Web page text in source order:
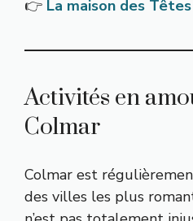
👉 La maison des
Activités en
Colmar
Colmar est
des villes les plus